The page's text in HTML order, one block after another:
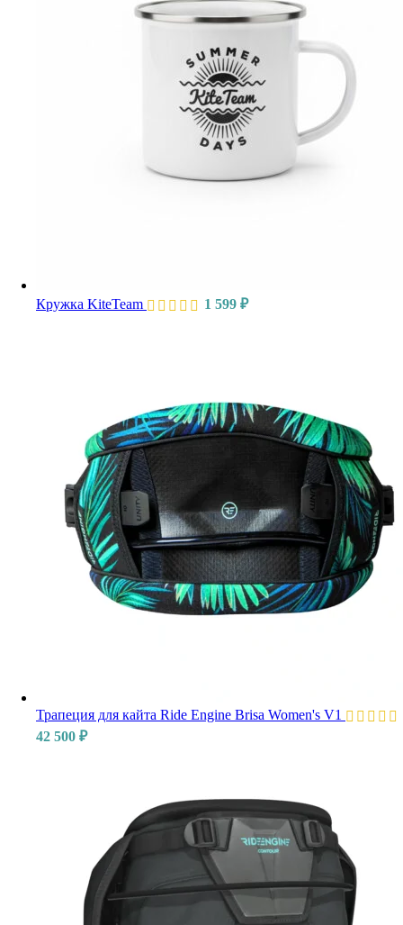
Кружка KiteTeam 1 599 ₽
Трапеция для кайта Ride Engine Brisa Women's V1
42 500 ₽